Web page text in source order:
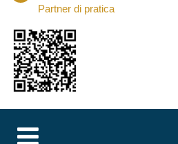
Partner di pratica